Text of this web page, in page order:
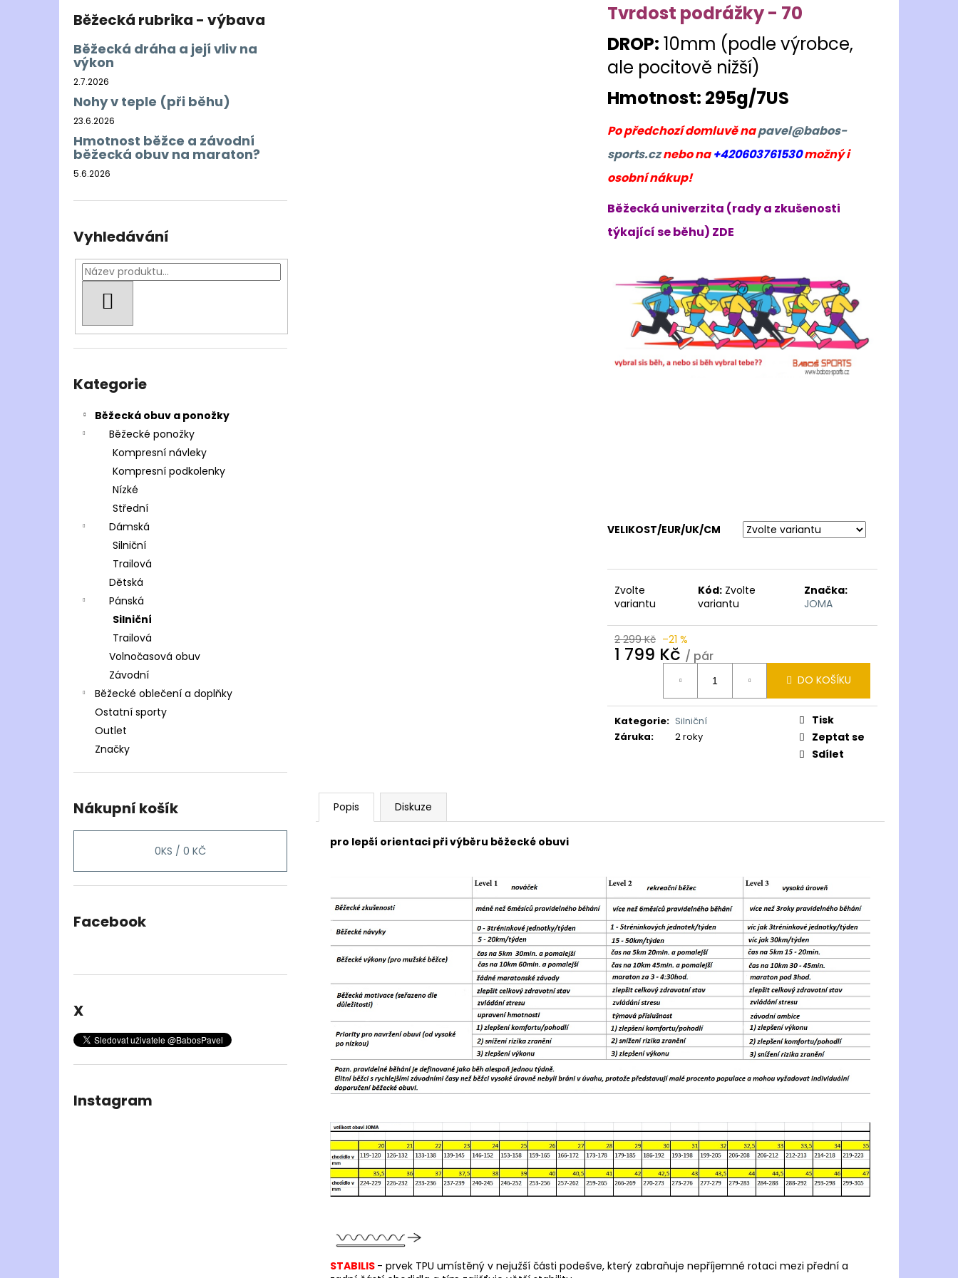
Běžecká rubrika - výbava
Běžecká dráha a její vliv na
výkon
2.7.2026
Nohy v teple (při běhu)
23.6.2026
Hmotnost běžce a závodní
běžecká obuv na maraton?
5.6.2026
Vyhledávání
kategorie
Kategorie
Běžecká obuv a ponožky
Běžecké ponožky
Kompresní návleky
Kompresní podkolenky
Nízké
Střední
Dámská
Silniční
Trailová
Dětská
Pánská
Silniční
Trailová
Volnočasová obuv
Závodní
Běžecké oblečení a doplňky
Ostatní sporty
Outlet
Značky
Nákupní košík
0KS / 0 KČ
Facebook
X
Instagram
Tvrdost podrážky - 70
DROP: 10mm (podle výrobce,
ale pocitově nižší)
Hmotnost: 295g/7US
Po předchozí domluvě napavel@babos-
sports.cznebo na+420603761530možný i
osobní nákup!
Běžecká univerzita (rady a zkušenosti
týkající se běhu) ZDE
VELIKOST/EUR/UK/CM
Zvolte
variantu
Kód: Zvolte
variantu
Značka:
JOMA
2 299 Kč –21 %
1 799 Kč / pár
DO KOŠÍKU
Kategorie: Silniční
Záruka: 2 roky
Tisk
Zeptat se
Sdílet
Popis Diskuze
pro lepší orientaci při výběru běžecké obuvi
STABILIS - prvek TPU umístěný v nejužší části podešve, který zabraňuje nepříjemné rotaci mezi přední a